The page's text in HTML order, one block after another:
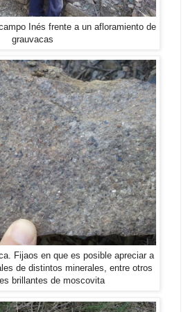
Inés frente a un afloramiento de
grauvacas
Fijaos en que es posible apreciar a
de distintos minerales, entre otros
brillantes de moscovita